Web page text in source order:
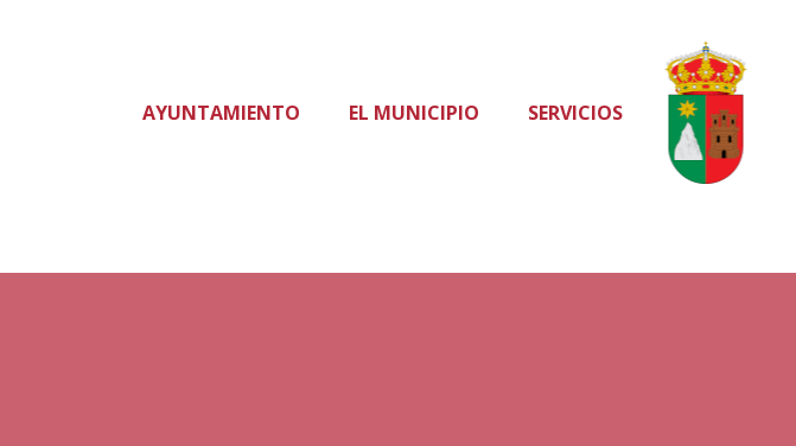
AYUNTAMIENTO EL MUNICIPIO SERVICIOS